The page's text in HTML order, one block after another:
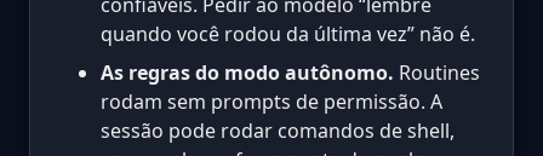
quando você rodou da última vez” não é.
As regras do modo autônomo. Routines
rodam sem prompts de permissão. A
sessão pode rodar comandos de shell,